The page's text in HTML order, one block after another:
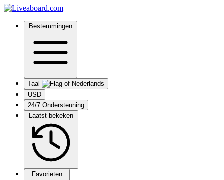
Bestemmingen
Taal
USD
24/7 Ondersteuning
Laatst bekeken
Favorieten